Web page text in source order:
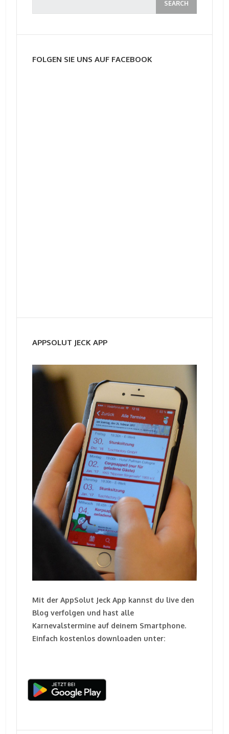
FOLGEN SIE UNS AUF FACEBOOK
APPSOLUT JECK APP
Mit der AppSolut Jeck App kannst du live den
Blog verfolgen und hast alle
Karnevalstermine auf deinem Smartphone.
Einfach kostenlos downloaden unter: